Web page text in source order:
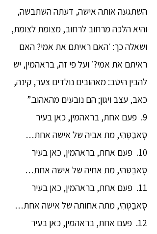
השתגעה אותה אישה, דעתה השתבשה,
והיא הלכה מרחוב לרחוב, מצומת לצומת,
ושאלה כך: ׳האם ראיתם את אמי? האם
ראיתם את אמי?׳ ועל פי זה, בראהמין, יש
להבין היטב: מאהובים נולדים צער, קינה,
כאב, עצב ויגון; הם נובעים מהאהוב.”
9. פעם אחת, בראהמין, כאן בעיר
סָאבַטְּהִי, מת אביה של אישה אחת…
10. פעם אחת, בראהמין, כאן בעיר
סָאבַטְּהִי, מת אחיה של אישה אחת…
11. פעם אחת, בראהמין, כאן בעיר
סָאבַטְּהִי, מתה אחותה של אישה אחת…
12. פעם אחת, בראהמין, כאן בעיר